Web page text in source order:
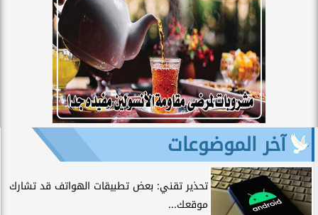
آخر الموضوعات
تحذير تقني: بعض تطبيقات الهواتف قد تشارك
موقعك...